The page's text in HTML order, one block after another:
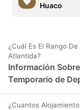
Huaco
¿Cuál Es El Rango
Atlantida?
Información
Temporario de
¿Cuantos